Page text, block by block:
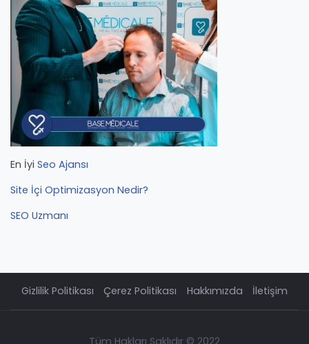
En İyi Seo Ajansı
Site İçi Optimizasyon Nedir?
SEO Uzmanı
Gizlilik Politikası Çerez Politikası Hakkımızda İletişim
Tüm Hakları Saklıdır © 2022